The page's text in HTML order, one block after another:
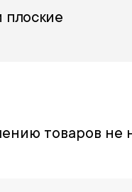
плоские
товаров не